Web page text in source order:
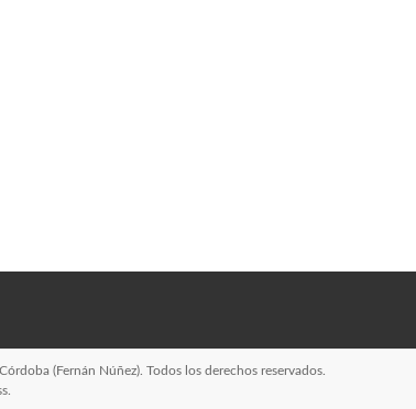
(Fernán Núñez) . Todos los derechos reservados.